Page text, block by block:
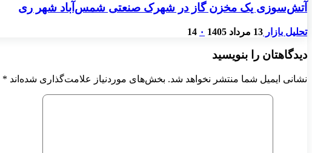
آتش‌سوزی یک مخزن گاز در شهرک صنعتی شمس‌آباد شهر ری
تحلیل بازار 13 مرداد 1405 ۰ 14
دیدگاهتان را بنویسید
نشانی ایمیل شما منتشر نخواهد شد. بخش‌های موردنیاز علامت‌گذاری شده‌اند *